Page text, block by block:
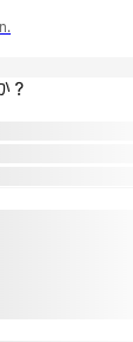
？